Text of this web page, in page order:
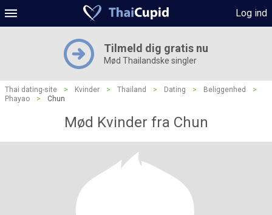
Log ind
Tilmeld dig gratis nu
Mød Thailandske singler
Thai dating-site > Kvinder > Thailand > Dating > Beliggenhed
>
Phayao
> Chun
Mød Kvinder fra Chun